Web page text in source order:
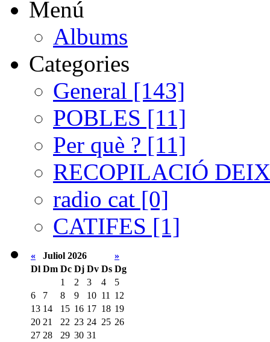
Menú
Albums
Categories
General [143]
POBLES [11]
Per què ? [11]
RECOPILACIÓ
radio cat [0]
CATIFES [1]
« Juliol 2026
»
Dl Dm Dc Dj Dv Ds Dg
1
2 3 4
5
6
7 8 9 10 11
12
13 14 15 16 17 18 19
20 21 22 23 24 25 26
27 28 29 30 31